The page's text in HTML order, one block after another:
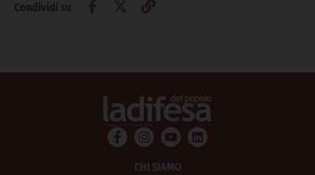
Condividi su
CHI SIAMO